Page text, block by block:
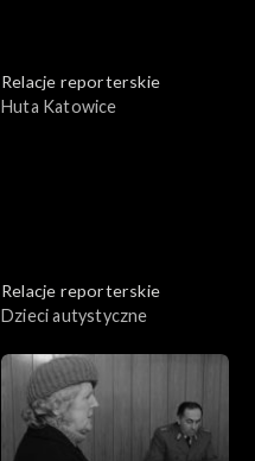
Relacje reporterskie
Huta Katowice
Relacje reporterskie
Dzieci autystyczne